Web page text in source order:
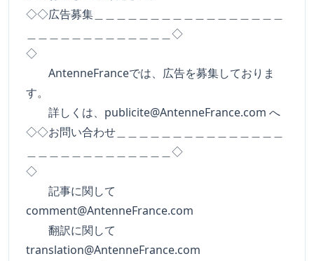
◇◇広告募集＿＿＿＿＿＿＿＿＿＿＿＿＿＿＿＿＿
＿＿＿＿＿＿＿＿＿＿＿＿＿◇
◇
AntenneFranceでは、広告を募集しておりま
す。
詳しくは、 publicite@AntenneFrance.com へ
◇◇お問い合わせ＿＿＿＿＿＿＿＿＿＿＿＿＿＿＿
＿＿＿＿＿＿＿＿＿＿＿＿＿◇
◇
記事に関して
comment@AntenneFrance.com
翻訳に関して
translation@AntenneFrance.com